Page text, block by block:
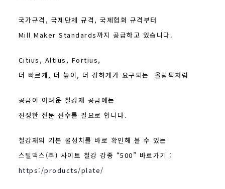
국가규격, 국제단체 규격, 국제협회 규격부터
Mill Maker Standards까지 공급하고 있습니다.
Citius, Altius, Fortius,
더 빠르게, 더 높이, 더 강하게가 요구되는 올림픽처럼
공급이 어려운 철강재 공급에는
진정한 전문 선수를 필요로 합니다.
철강재의 기본 물성치를 바로 확인해 볼 수 있는
스틸맥스(주) 사이트 철강 강종 “500” 바로가기 :
https:/products/plate/